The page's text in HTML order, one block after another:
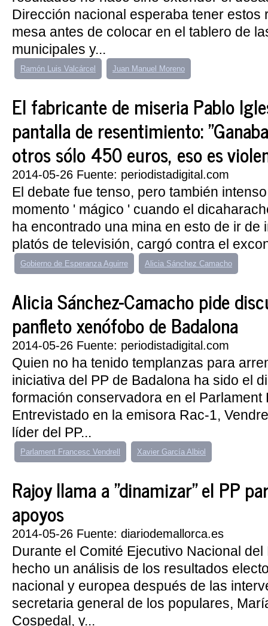
Dirección nacional esperaba tener estos
mesa antes de colocar en el tablero de
municipales y...
Ramón Luis Valcárcel Juan Manuel Moreno
El fabricante de miseria Pablo
pantalla de resentimiento:
otros sólo 450 euros, eso es
2014-05-26 Fuente: periodistadigital.com
El debate fue tenso, pero también
momento ' mágico ' cuando el
ha encontrado una mina en esto de ir de
platós de televisión, cargó contra el
Gobierno de Esperanza Aguirre Alicia Sánchez Camacho
Alicia Sánchez-Camacho pide
panfleto xenófobo de Badalona
2014-05-26 Fuente: periodistadigital.com
Quien no ha tenido templanzas para
iniciativa del PP de Badalona ha sido el
formación conservadora en el Parlament
Entrevistado en la emisora Rac-1,
líder del PP...
Parlament Francesc Vendrell Xavier García Albiol
Rajoy llama a "dinamizar" el PP
apoyos
2014-05-26 Fuente: diariodemallorca.es
Durante el Comité Ejecutivo Nacional del
hecho un análisis de los resultados
nacional y europea después de las
secretaria general de los populares,
Cospedal, y...